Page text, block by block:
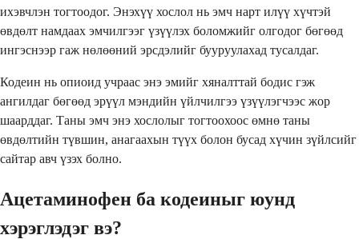
ихэвчлэн тогтоодог. Энэхүү хослол нь эмч нарт илүү хүчтэй
өвдөлт намдаах эмчилгээг үзүүлэх боломжийг олгодог бөгөөд
ингэснээр гаж нөлөөний эрсдэлийг бууруулахад тусалдаг.
Кодеин нь опиоид учраас энэ эмийг хяналттай бодис гэж
ангилдаг бөгөөд эрүүл мэндийн үйлчилгээ үзүүлэгчээс жор
шаарддаг. Таны эмч энэ хослолыг тогтоохоос өмнө таны
өвдөлтийн түвшин, анагаахын түүх болон бусад хүчин зүйлсийг
сайтар авч үзэх болно.
Ацетаминофен ба кодеиныг юунд
хэрэглэдэг вэ?